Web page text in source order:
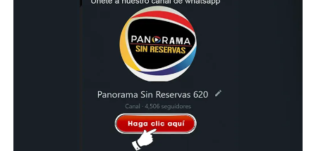
Y como si fuera el último clavo en el ataúd, algunos
pacientes les dijeron para este martes se las podrían
surtir, pero no podrán adquirirla pues las recetas tienen
caducidad de cinco días. Y a muchos se les venció su
receta desde el sábado pasado.
Y batallar de nuevo por obtener la cita médica.
           Impávidos
Eran las 15:46 horas, cuando de manera sorpresiva,